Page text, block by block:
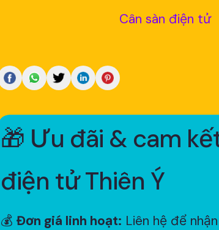
Cân sàn điện tử
🎁 Ưu đãi & cam
điện tử Thiên Ý
💰 Đơn giá linh hoạt: Liên hệ để